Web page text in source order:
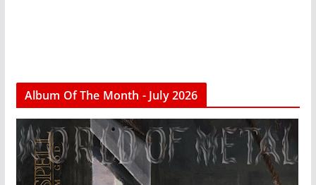
Album Of The Month - July 2026